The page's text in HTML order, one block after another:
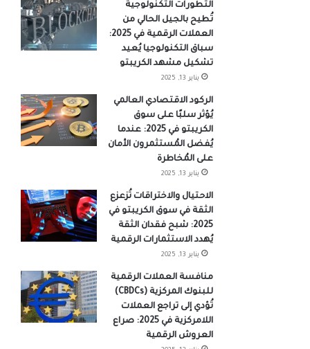
التطورات التكنولوجية
تُطيح بالجيل الحالي من
العملات الرقمية في 2025:
سباق التكنولوجيا يُعيد
تشكيل مشهد الكريبتو
يناير 13, 2025
الركود الاقتصادي العالمي
يُؤثر سلبًا على سوق
الكريبتو في 2025: عندما
يُفضل المُستثمرون الأمان
على المُخاطرة
يناير 13, 2025
الاحتيال والاختراقات تُزعزع
الثقة في سوق الكريبتو في
2025: شبح فقدان الثقة
يُهدد الاستثمارات الرقمية
يناير 13, 2025
منافسة العملات الرقمية
للبنوك المركزية (CBDCs)
تُؤدي إلى تراجع العملات
اللامركزية في 2025: صراع
العروش الرقمية